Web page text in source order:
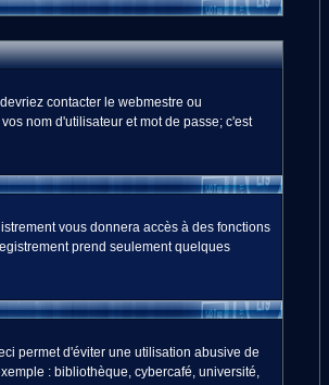
contacter le webmestre ou
nom d'utilisateur et mot de passe; c'est
vous donnera accès à des fonctions
prend seulement quelques
permet d'éviter une utilisation abusive de
: bibliothèque, cybercafé, université,